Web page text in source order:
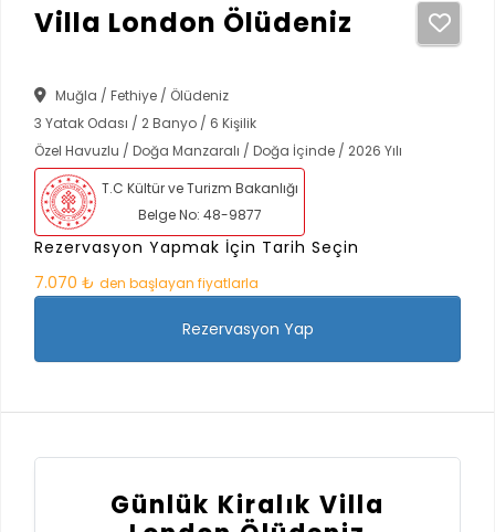
Villa London Ölüdeniz
Muğla / Fethiye / Ölüdeniz
3 Yatak Odası / 2 Banyo / 6 Kişilik
Özel Havuzlu / Doğa Manzaralı / Doğa İçinde / 2026 Yılı
T.C Kültür ve Turizm Bakanlığı
Belge No: 48-9877
Rezervasyon Yapmak İçin Tarih Seçin
7.070 ₺ den başlayan fiyatlarla
Rezervasyon Yap
Günlük Kiralık Villa